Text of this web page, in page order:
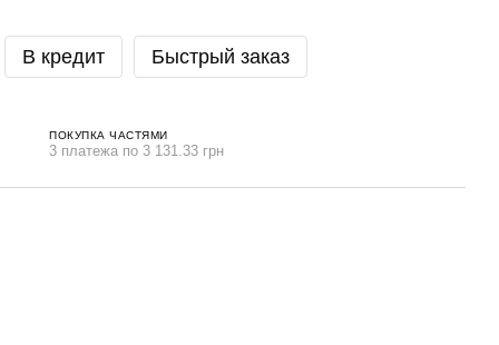
В кредит Быстрый заказ
ПОКУПКА ЧАСТЯМИ
3 платежа по 3 131.33 грн